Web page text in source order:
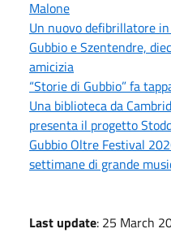
Malone
Un nuovo defibrillatore in
Gubbio e Szentendre,
amicizia
“Storie di Gubbio” fa
Una biblioteca da
presenta il progetto
Gubbio Oltre Festival
settimane di grande
Last update: 25 March